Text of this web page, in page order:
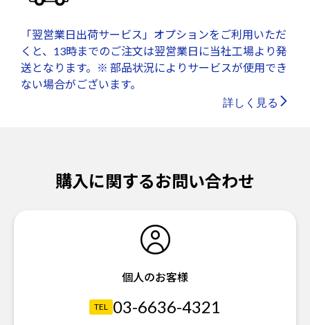
「翌営業日出荷サービス」オプションをご利用いただ
くと、13時までのご注文は翌営業日に当社工場より発
送となります。※ 部品状況によりサービスが使用でき
ない場合がございます。
詳しく見る
購入に関するお問い合わせ
個人のお客様
TEL 03-6636-4321